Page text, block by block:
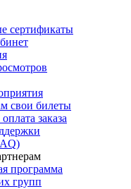
сертификаты
свои билеты
заказа
программа
групп